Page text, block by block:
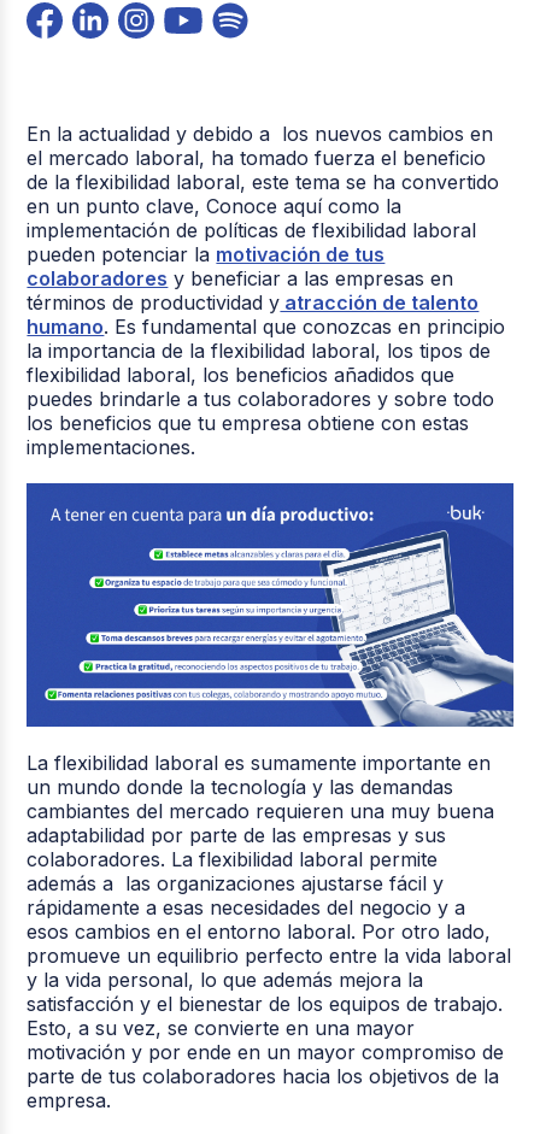
En la actualidad y debido a los nuevos cambios en
el mercado laboral, ha tomado fuerza el beneficio
de la flexibilidad laboral, este tema se ha convertido
en un punto clave, Conoce aquí como la
implementación de políticas de flexibilidad laboral
pueden potenciar la motivación de tus
colaboradores y beneficiar a las empresas en
términos de productividad y atracción de talento
humano. Es fundamental que conozcas en principio
la importancia de la flexibilidad laboral, los tipos de
flexibilidad laboral, los beneficios añadidos que
puedes brindarle a tus colaboradores y sobre todo
los beneficios que tu empresa obtiene con estas
implementaciones.
La flexibilidad laboral es sumamente importante en
un mundo donde la tecnología y las demandas
cambiantes del mercado requieren una muy buena
adaptabilidad por parte de las empresas y sus
colaboradores. La flexibilidad laboral permite
además a las organizaciones ajustarse fácil y
rápidamente a esas necesidades del negocio y a
esos cambios en el entorno laboral. Por otro lado,
promueve un equilibrio perfecto entre la vida laboral
y la vida personal, lo que además mejora la
satisfacción y el bienestar de los equipos de trabajo.
Esto, a su vez, se convierte en una mayor
motivación y por ende en un mayor compromiso de
parte de tus colaboradores hacia los objetivos de la
empresa.